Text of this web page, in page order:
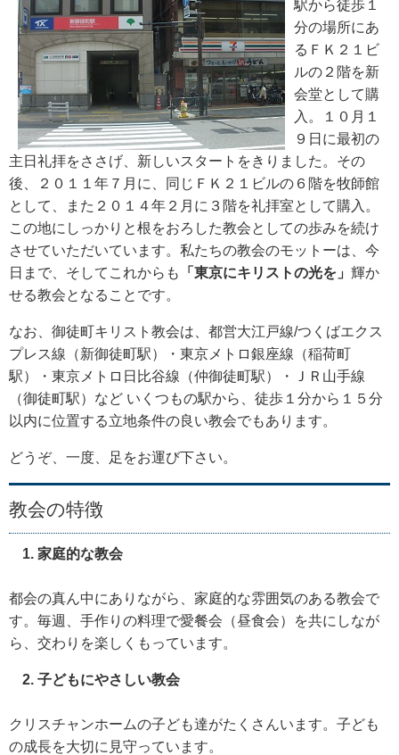
駅から徒歩１
分の場所にあ
るＦＫ２１ビ
ルの２階を新
会堂として購
入。１０月１
９日に最初の
主日礼拝をささげ、新しいスタートをきりました。その
後、２０１１年７月に、同じＦＫ２１ビルの６階を牧師館
として、また２０１４年２月に３階を礼拝室として購入。
この地にしっかりと根をおろした教会としての歩みを続け
させていただいています。私たちの教会のモットーは、今
日まで、そしてこれからも
「東京にキリストの光を」 輝か
せる教会となることです。
なお、御徒町キリスト教会は、都営大江戸線/つくばエクス
プレス線（新御徒町駅）・東京メトロ銀座線（稲荷町
駅）・東京メトロ日比谷線（仲御徒町駅）・ＪＲ山手線
（御徒町駅）など いくつもの駅から、徒歩１分から１５分
以内に位置する立地条件の良い教会でもあります。
どうぞ、一度、足をお運び下さい。
教会の特徴
家庭的な教会
都会の真ん中にありながら、家庭的な雰囲気のある教会で
す。毎週、手作りの料理で愛餐会（昼食会）を共にしなが
ら、交わりを楽しくもっています。
子どもにやさしい教会
クリスチャンホームの子ども達がたくさんいます。子ども
の成長を大切に見守っています。